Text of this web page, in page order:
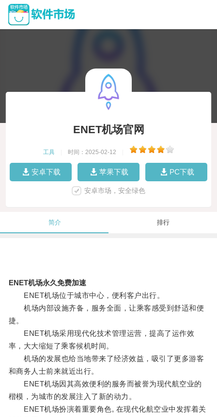
ENET机场官网
工具 时间：2025-02-12
安卓下载 苹果下载 PC下载
安卓市场，安全绿色
简介 排行
ENET机场永久免费加速
ENET机场位于城市中心，便利客户出行。
机场内部设施齐备，服务全面，让乘客感受到舒适和便
捷。
ENET机场采用现代化技术管理运营，提高了运作效
率，大大缩短了乘客候机时间。
机场的发展也给当地带来了经济效益，吸引了更多游客
和商务人士前来就近出行。
ENET机场因其高效便利的服务而被誉为现代航空业的
楷模，为城市的发展注入了新的动力。
ENET机场扮演着重要角色, 在现代化航空业中发挥着关